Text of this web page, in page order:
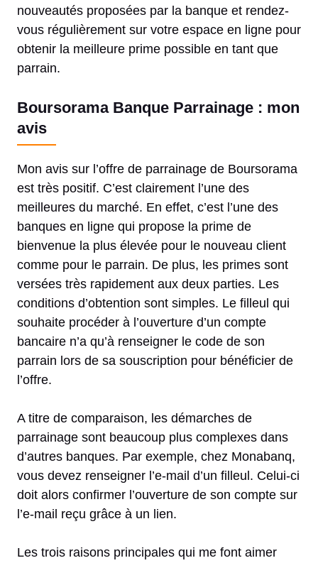
nouveautés proposées par la banque et rendez-
vous régulièrement sur votre espace en ligne pour
obtenir la meilleure prime possible en tant que
parrain.
Boursorama Banque Parrainage : mon
avis
Mon avis sur l’offre de parrainage de Boursorama
est très positif. C’est clairement l’une des
meilleures du marché. En effet, c’est l’une des
banques en ligne qui propose la prime de
bienvenue la plus élevée pour le nouveau client
comme pour le parrain. De plus, les primes sont
versées très rapidement aux deux parties. Les
conditions d’obtention sont simples. Le filleul qui
souhaite procéder à l’ouverture d’un compte
bancaire n’a qu’à renseigner le code de son
parrain lors de sa souscription pour bénéficier de
l’offre.
A titre de comparaison, les démarches de
parrainage sont beaucoup plus complexes dans
d’autres banques. Par exemple, chez Monabanq,
vous devez renseigner l’e-mail d’un filleul. Celui-ci
doit alors confirmer l’ouverture de son compte sur
l’e-mail reçu grâce à un lien.
Les trois raisons principales qui me font aimer